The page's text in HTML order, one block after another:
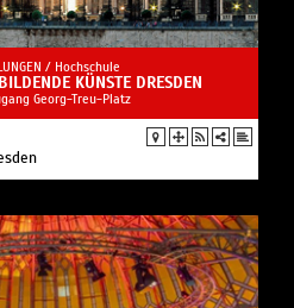
/ Hochschule
KÜNSTE DRESDEN
Georg-Treu-Platz